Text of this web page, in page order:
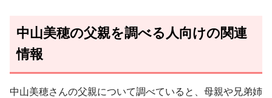
中山美穂の父親を調べる人向けの関連
情報
中山美穂さんの父親について調べていると、母親や兄弟姉